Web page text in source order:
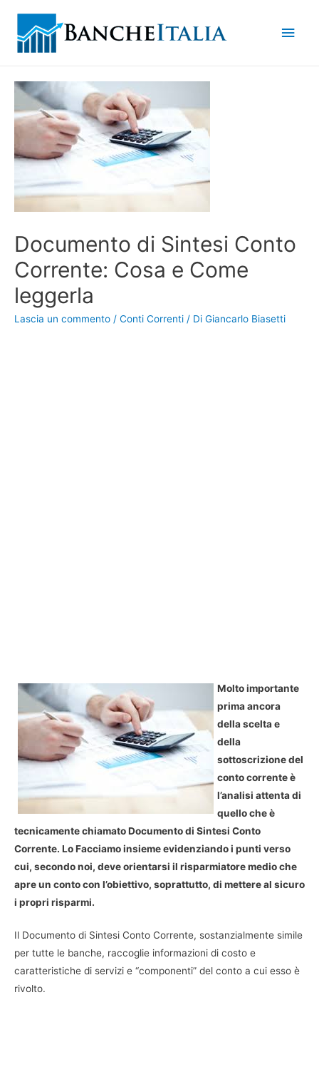
Documento di Sintesi Conto
Corrente: Cosa e Come
leggerla
Lascia un commento / Conti Correnti / Di Giancarlo Biasetti
Molto importante
prima ancora
della scelta e
della
sottoscrizione del
conto corrente è
l’analisi attenta di
quello che è
tecnicamente chiamato Documento di Sintesi Conto
Corrente. Lo Facciamo insieme evidenziando i punti verso
cui, secondo noi, deve orientarsi il risparmiatore medio che
apre un conto con l’obiettivo, soprattutto, di mettere al sicuro
i propri risparmi.
Il Documento di Sintesi Conto Corrente, sostanzialmente simile
per tutte le banche, raccoglie informazioni di costo e
caratteristiche di servizi e “componenti” del conto a cui esso è
rivolto.